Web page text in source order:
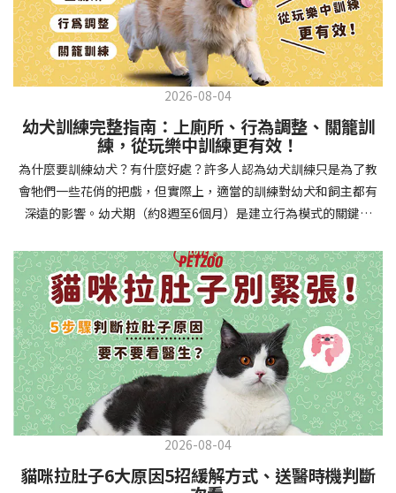
2026-08-04
幼犬訓練完整指南：上廁所、行為調整、關籠訓
練，從玩樂中訓練更有效！
為什麼要訓練幼犬？有什麼好處？許多人認為幼犬訓練只是為了教
會牠們一些花俏的把戲，但實際上，適當的訓練對幼犬和飼主都有
深遠的影響。幼犬期（約8週至6個月）是建立行為模式的關鍵時
的行為問題，並建立人犬間的健康關係。 建立安全健康的生活環境
透過基礎訓練，幼犬能學會家居規則，避免危險行為和破壞家具。
像是「不」和「放下」等指令可以阻止幼犬咬電線或誤食有害物
質，有效降低居家意外風險。規律的如廁訓練則能養成良好衛生習
慣，讓家中環境保持乾淨舒適。增強溝通與信任關係訓練過程就像
建立一種共同語言，幫助你和幼犬更好地理解彼此。當幼犬學會回
應你的指令，不只增加了互動機會，也建立了主人作為領導者的地
位。正向獎勵式訓練更能培養幼犬對你的信任感，強化情感連結，
創造更和諧的相處模式。培養社交技能與適應能力及早接觸各種環
境和刺激，能幫助幼犬成長為自信穩定的成犬。適當的社會化訓練
讓牠們學會如何與其他狗狗、動物和人類和平相處，減少恐懼或攻
2026-08-04
貓咪拉肚子6大原因5招緩解方式、送醫時機判斷